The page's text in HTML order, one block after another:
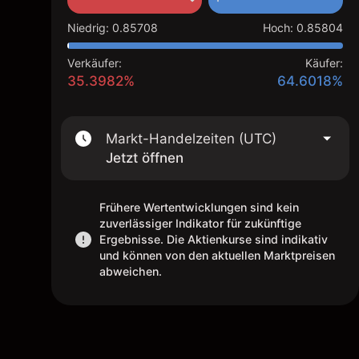
Niedrig: 0.85708 Hoch: 0.85804
Verkäufer:
35.3982%
Käufer:
64.6018%
Markt-Handelzeiten (UTC)
Jetzt öffnen
Frühere Wertentwicklungen sind kein
zuverlässiger Indikator für zukünftige
Ergebnisse. Die Aktienkurse sind indikativ
und können von den aktuellen Marktpreisen
abweichen.